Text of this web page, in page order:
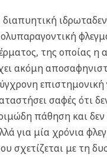
της οποίας η
ακόμη
σαφές ότι
πάθηση και δεν
για μία χρόνια
σχετίζεται με τη